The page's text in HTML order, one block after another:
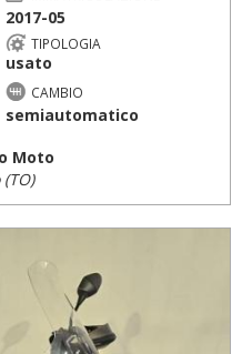
2017-05
TIPOLOGIA
usato
CAMBIO
semiautomatico
Moto